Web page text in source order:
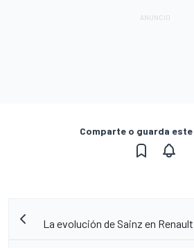
Comparte o guarda
La evolución de Sainz en